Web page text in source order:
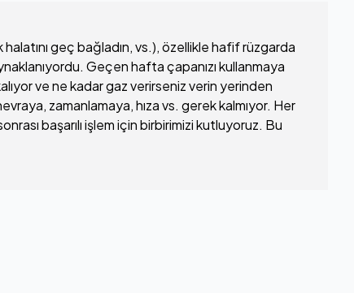
geç bağladın, vs.), özellikle hafif rüzgarda
Geçen hafta çapanızı kullanmaya
ve ne kadar gaz verirseniz verin yerinden
zamanlamaya, hıza vs. gerek kalmıyor. Her
başarılı işlem için birbirimizi kutluyoruz. Bu